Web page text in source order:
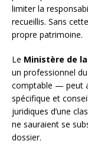
limiter la
recueillis. Sans
propre patrimoine.
Le Ministère de
un professionnel
comptable — peut
spécifique et
juridiques d’une
ne sauraient se
dossier.